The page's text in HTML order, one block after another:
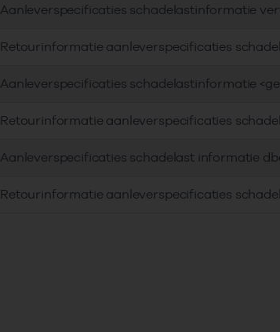
Aanleverspecificaties schadelastinformatie
Retourinformatie aanleverspecificaties
Aanleverspecificaties schadelastinformatie
Retourinformatie aanleverspecificaties
Aanleverspecificaties schadelast informatie
Retourinformatie aanleverspecificaties